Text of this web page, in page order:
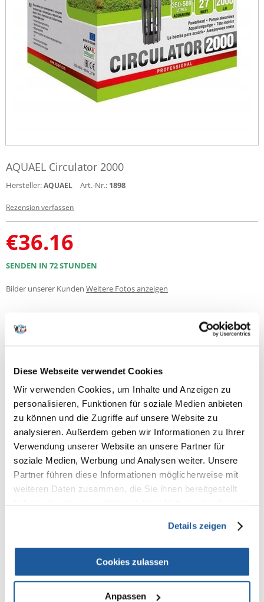
Diese Webseite verwendet Cookies
Wir verwenden Cookies, um Inhalte und Anzeigen zu
personalisieren, Funktionen für soziale Medien anbieten
zu können und die Zugriffe auf unsere Website zu
analysieren. Außerdem geben wir Informationen zu Ihrer
Verwendung unserer Website an unsere Partner für
soziale Medien, Werbung und Analysen weiter. Unsere
Partner führen diese Informationen möglicherweise mit
weiteren Daten zusammen, die Sie ihnen bereitgestellt
Details zeigen
Cookies zulassen
Anpassen
AQUAEL Circulator 2000
Hersteller:AQUAEL Art.-Nr.: 1898
Rezension verfassen
€36.16
SENDEN IN 72 STUNDEN
Bilder unserer Kunden Weitere Fotos anzeigen
Produktbeschreibung
und Meerwasseraquarien ausgezeichnet bewähren. Sie werden zum
Umpumpen und Durchlüften des Wassers eingesetzt und übernehmen
nach Einlegen von Filterschwamm die Funktion eines mechanischen
und biologischen Filters. Ideal zum Antrieb von Sterilisatoren, Kühlern,
Bodenfiltern und Eiweißabschäumern.
Wattage [W] 27
Max Output [l/h/] 2000
Max Head [cm] 190
Tank Volume [l] >350
Fragen und Antworten (FAQ)